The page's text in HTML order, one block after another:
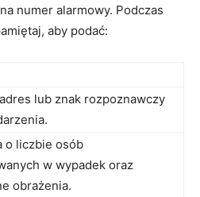
numer alarmowy. Podczas
aby podać:
‍lub⁤ znak rozpoznawczy
o liczbie osób
w wypadek⁢ oraz​
obrażenia.